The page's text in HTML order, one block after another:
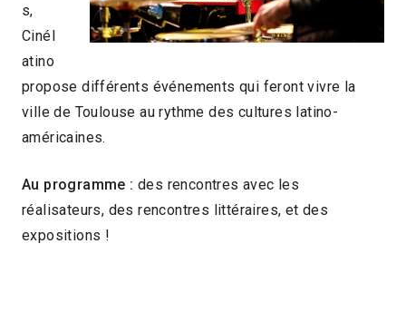
s,
Cinél
atino
propose différents événements qui feront vivre la
ville de Toulouse au rythme des cultures latino-
américaines.
Au programme : des rencontres avec les
réalisateurs, des rencontres littéraires, et des
expositions !